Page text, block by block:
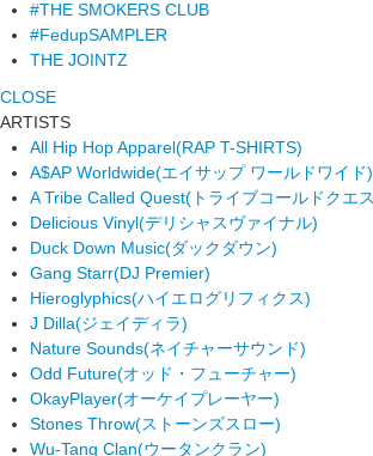
#THE SMOKERS CLUB
#FedupSAMPLER
THE JOINTZ
CLOSE
ARTISTS
All Hip Hop Apparel(RAP T-SHIRTS)
A$AP Worldwide(エイサップ ワールドワイド)
A Tribe Called Quest(トライブコールドクエ
Delicious Vinyl(デリシャスヴァイナル)
Duck Down Music(ダックダウン)
Gang Starr(DJ Premier)
Hieroglyphics(ハイエログリフィクス)
J Dilla(ジェイディラ)
Nature Sounds(ネイチャーサウンド)
Odd Future(オッド・フューチャー)
OkayPlayer(オーケイプレーヤー)
Stones Throw(ストーンズスロー)
Wu-Tang Clan(ウータンクラン)